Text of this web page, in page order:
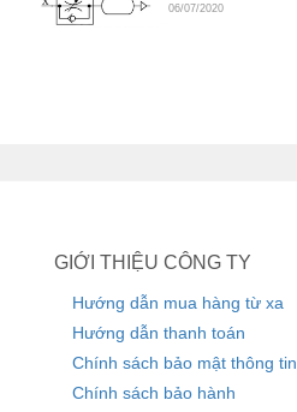
06/07/2020
GIỚI THIỆU CÔNG TY
Hướng dẫn mua hàng từ xa
Hướng dẫn thanh toán
Chính sách bảo mật thông tin
Chính sách bảo hành